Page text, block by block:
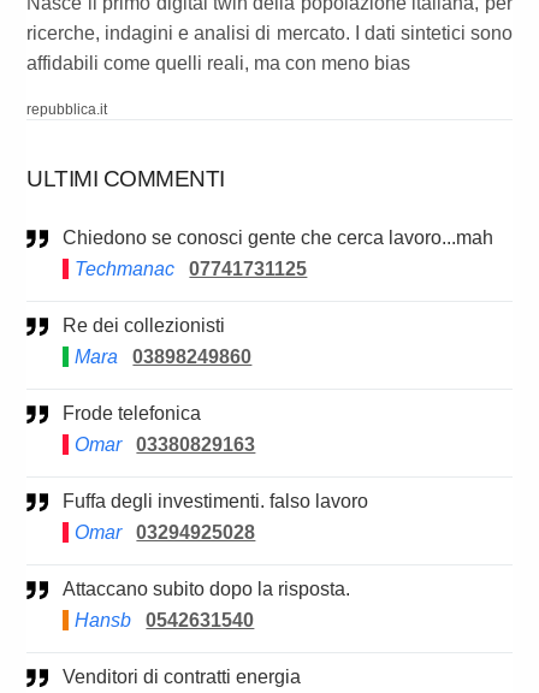
ricerche, indagini e analisi di mercato. I dati sintetici sono
affidabili come quelli reali, ma con meno bias
repubblica.it
ULTIMI COMMENTI
Chiedono se conosci gente che cerca lavoro...mah
Techmanac
07741731125
Re dei collezionisti
Mara
03898249860
Frode telefonica
Omar
03380829163
Fuffa degli investimenti. falso lavoro
Omar
03294925028
Attaccano subito dopo la risposta.
Hansb
0542631540
Venditori di contratti energia